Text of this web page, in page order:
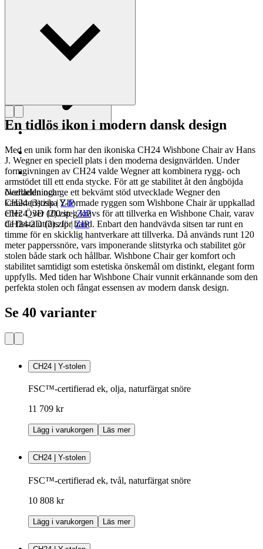
Läs mer om Hans J. Wegner
Nedladdningar
CH24 (3).zip|ZIP
CH24_3D (2).zip|ZIP
CH24-2D (2).zip|ZIP
En tidlös ikon i modern dansk design
Med en unik form har den ikoniska CH24 Wishbone Chair av Hans
J. Wegner en speciell plats i den moderna designvärlden. Under
formgivningen av CH24 valde Wegner att kombinera rygg- och
armstödet till ett enda stycke. För att ge stabilitet åt den ångböjda
överdelen och ge ett bekvämt stöd utvecklade Wegner den
karakteristiska Y-formade ryggen som Wishbone Chair är uppkallad
efter. Över 100 steg krävs för att tillverka en Wishbone Chair, varav
de flesta utförs för hand. Enbart den handvävda sitsen tar runt en
timme för en skicklig hantverkare att tillverka. Då används runt 120
meter papperssnöre, vars imponerande slitstyrka och stabilitet gör
stolen både stark och hållbar. Wishbone Chair ger komfort och
stabilitet samtidigt som estetiska önskemål om distinkt, elegant form
uppfylls. Med tiden har Wishbone Chair vunnit erkännande som den
perfekta stolen och fångat essensen av modern dansk design.
Se 40 varianter
CH24 | Y-stolen
FSC™-certifierad ek, olja, naturfärgat snöre
11 709 kr
Lägg i varukorgen Läs mer
CH24 | Y-stolen
FSC™-certifierad ek, tvål, naturfärgat snöre
10 808 kr
Lägg i varukorgen Läs mer